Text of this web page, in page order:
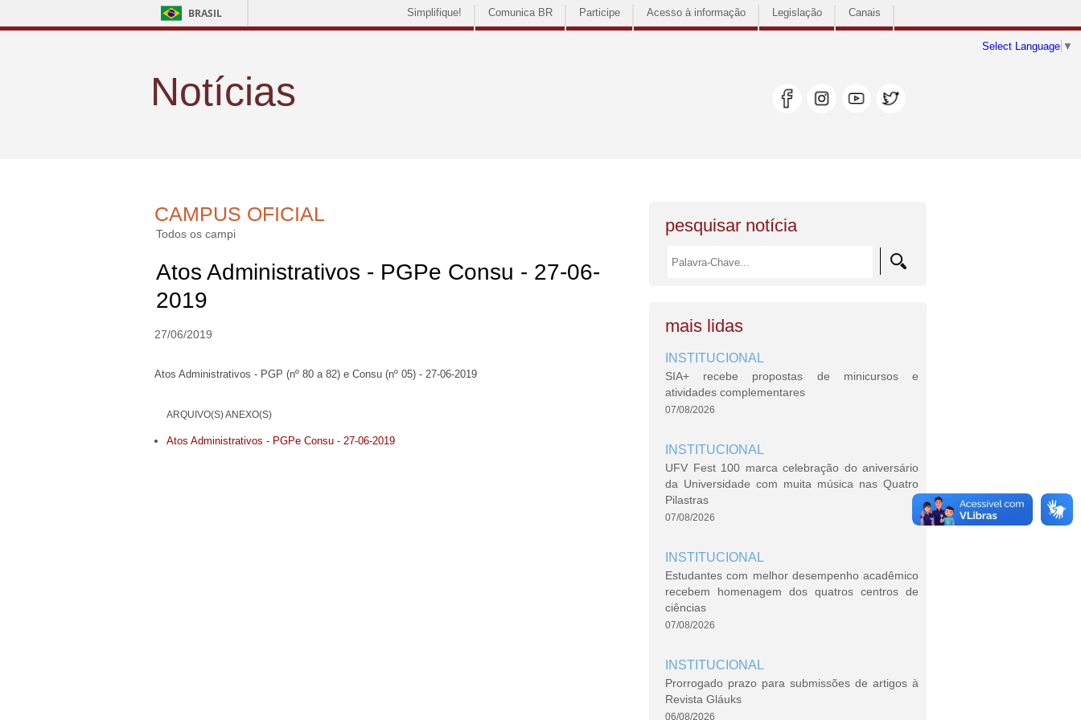
BRASIL Simplifique! Comunica BR Participe Acesso à informação Legislação Canais
Select Language ▼
Notícias
CAMPUS OFICIAL
Todos os campi
Atos Administrativos - PGPe Consu - 27-06-
2019
27/06/2019
Atos Administrativos - PGP (nº 80 a 82) e Consu (nº 05) - 27-06-2019
ARQUIVO(S) ANEXO(S)
Atos Administrativos - PGPe Consu - 27-06-2019
pesquisar notícia
mais lidas
INSTITUCIONAL
SIA+ recebe propostas de minicursos e
atividades complementares
07/08/2026
INSTITUCIONAL
UFV Fest 100 marca celebração do aniversário
da Universidade com muita música nas Quatro
Pilastras
07/08/2026
INSTITUCIONAL
Estudantes com melhor desempenho acadêmico
recebem homenagem dos quatros centros de
ciências
07/08/2026
INSTITUCIONAL
Prorrogado prazo para submissões de artigos à
Revista Gláuks
06/08/2026